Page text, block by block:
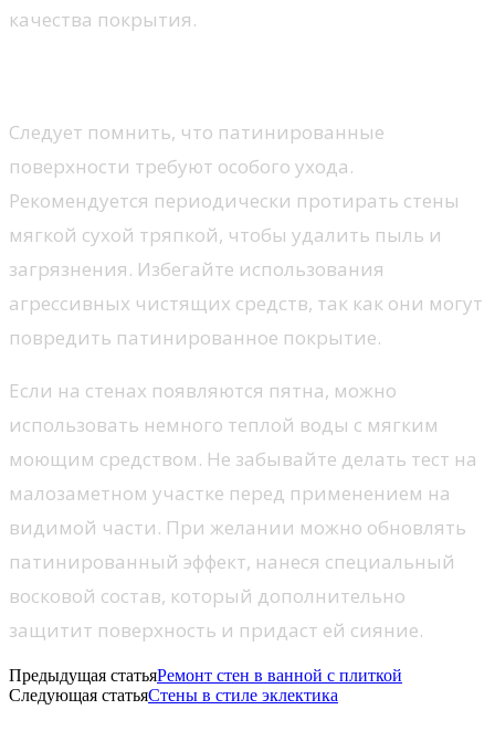
качества покрытия.
Следует помнить, что патинированные
поверхности требуют особого ухода.
Рекомендуется периодически протирать стены
мягкой сухой тряпкой, чтобы удалить пыль и
загрязнения. Избегайте использования
агрессивных чистящих средств, так как они могут
повредить патинированное покрытие.
Если на стенах появляются пятна, можно
использовать немного теплой воды с мягким
моющим средством. Не забывайте делать тест на
малозаметном участке перед применением на
видимой части. При желании можно обновлять
патинированный эффект, нанеся специальный
восковой состав, который дополнительно
защитит поверхность и придаст ей сияние.
Предыдущая статьяРемонт стен в ванной с плиткой
Следующая статьяСтены в стиле эклектика